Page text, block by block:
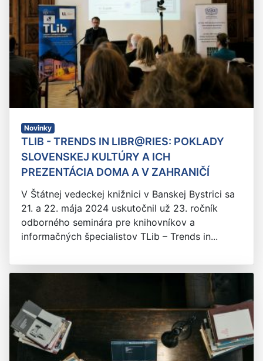
Novinky
TLIB - TRENDS IN LIBR@RIES: POKLADY
SLOVENSKEJ KULTÚRY A ICH
PREZENTÁCIA DOMA A V ZAHRANIČÍ
V Štátnej vedeckej knižnici v Banskej Bystrici sa
21. a 22. mája 2024 uskutočnil už 23. ročník
odborného seminára pre knihovníkov a
informačných špecialistov TLib – Trends in...